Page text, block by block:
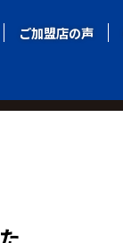
ご加盟店の声
ご加盟店の声